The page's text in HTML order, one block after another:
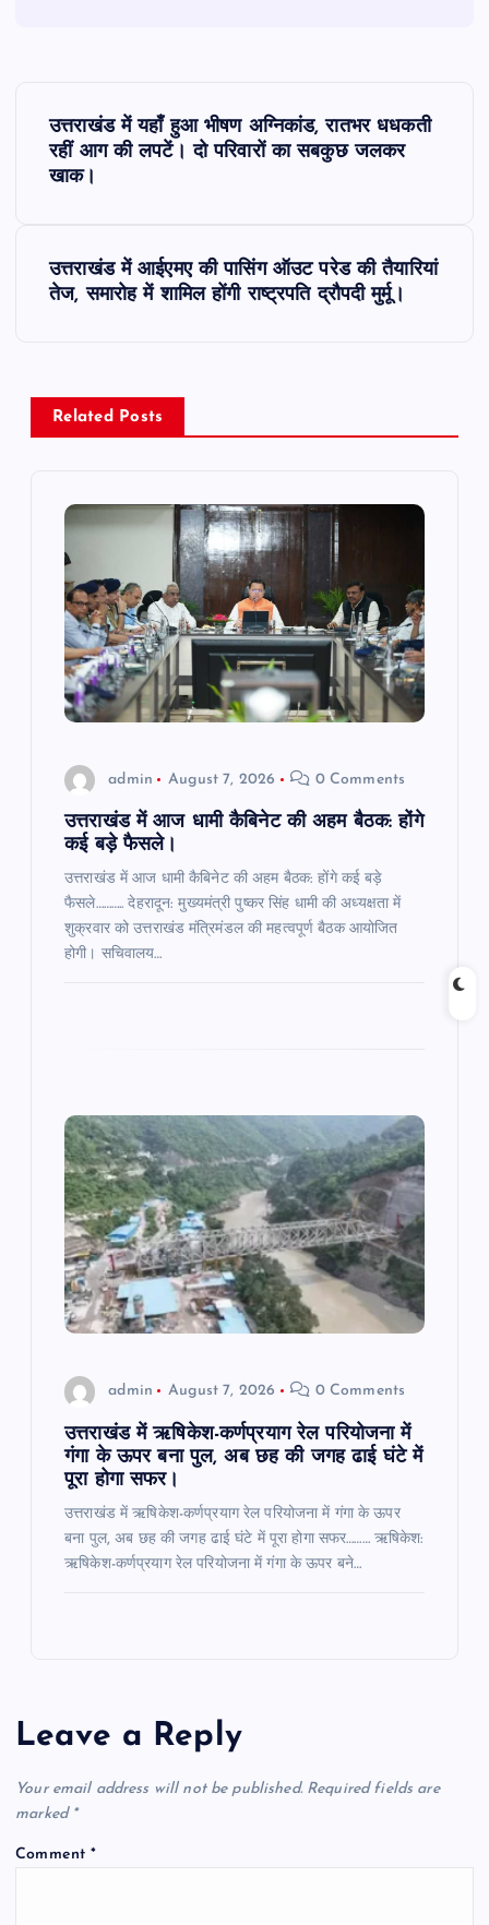
v
उत्तराखंड में यहाँ हुआ भीषण अग्निकांड, रातभर धधकती
रहीं आग की लपटें। दो परिवारों का सबकुछ जलकर
खाक।
उत्तराखंड में आईएमए की पासिंग ऑउट परेड की तैयारियां
तेज, समारोह में शामिल होंगी राष्ट्रपति द्रौपदी मुर्मू।
Related Posts
admin August 7, 2026 0 Comments
उत्तराखंड में आज धामी कैबिनेट की अहम बैठक: होंगे
कई बड़े फैसले।
उत्तराखंड में आज धामी कैबिनेट की अहम बैठक: होंगे कई बड़े
फैसले……….. देहरादून: मुख्यमंत्री पुष्कर सिंह धामी की अध्यक्षता में
शुक्रवार को उत्तराखंड मंत्रिमंडल की महत्वपूर्ण बैठक आयोजित
होगी। सचिवालय…
admin August 7, 2026 0 Comments
उत्तराखंड में ऋषिकेश-कर्णप्रयाग रेल परियोजना में
गंगा के ऊपर बना पुल, अब छह की जगह ढाई घंटे में
पूरा होगा सफर।
उत्तराखंड में ऋषिकेश-कर्णप्रयाग रेल परियोजना में गंगा के ऊपर
बना पुल, अब छह की जगह ढाई घंटे में पूरा होगा सफर……… ऋषिकेश:
ऋषिकेश-कर्णप्रयाग रेल परियोजना में गंगा के ऊपर बने…
Leave a Reply
Your email address will not be published. Required fields are
marked *
Comment*